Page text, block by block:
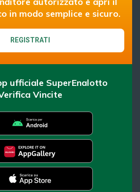
in modo semplice e sicuro.
REGISTRATI
ufficiale SuperEnalotto
Vincite